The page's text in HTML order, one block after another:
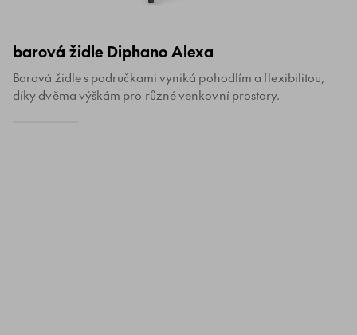
barová židle Diphano Alexa
Barová židle s područkami vyniká pohodlím a flexibilitou,
díky dvěma výškám pro různé venkovní prostory.